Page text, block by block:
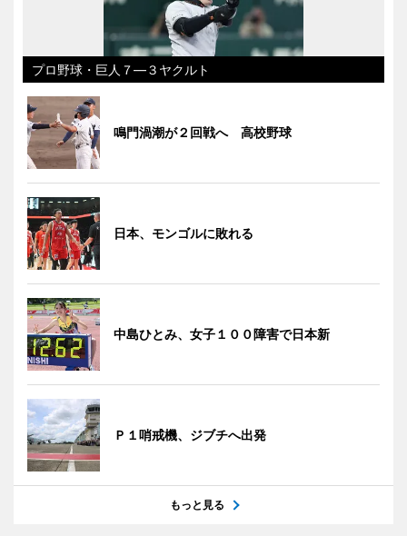
プロ野球・巨人７―３ヤクルト
鳴門渦潮が２回戦へ 高校野球
日本、モンゴルに敗れる
中島ひとみ、女子１００障害で日本新
Ｐ１哨戒機、ジブチへ出発
もっと見る